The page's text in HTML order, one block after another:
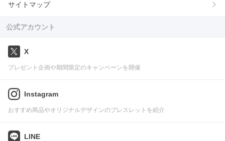
サイトマップ
公式アカウント
X
プレゼント企画や期間限定のキャンペーンを開催
Instagram
おすすめ商品やオリジナルデザインのブレスレットを紹介
LINE